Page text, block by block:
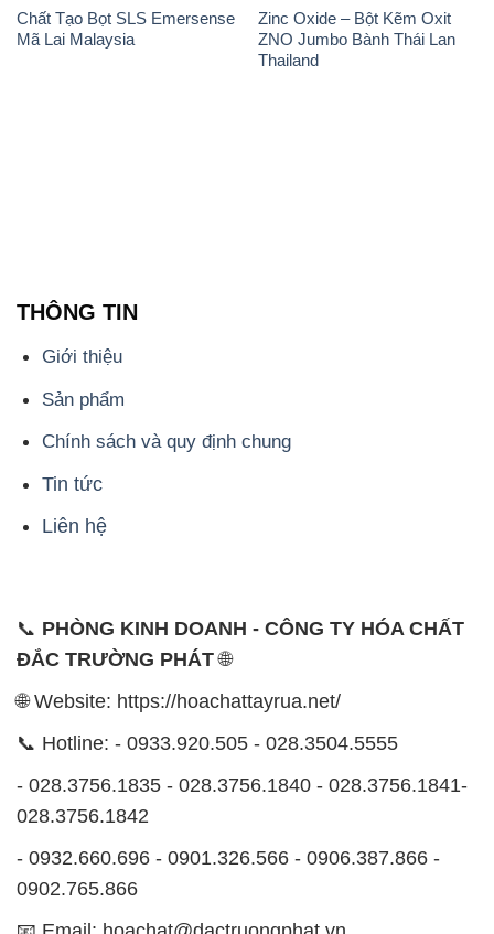
Chất Tạo Bọt SLS Emersense
Mã Lai Malaysia
Zinc Oxide – Bột Kẽm Oxit
ZNO Jumbo Bành Thái Lan
Thailand
THÔNG TIN
Giới thiệu
Sản phẩm
Chính sách và quy định chung
Tin tức
Liên hệ
📞 PHÒNG KINH DOANH - CÔNG TY HÓA CHẤT
ĐẮC TRƯỜNG PHÁT🌐
🌐 Website: https://hoachattayrua.net/
📞 Hotline: - 0933.920.505 - 028.3504.5555
- 028.3756.1835 - 028.3756.1840 - 028.3756.1841-
028.3756.1842
- 0932.660.696 - 0901.326.566 - 0906.387.866 -
0902.765.866